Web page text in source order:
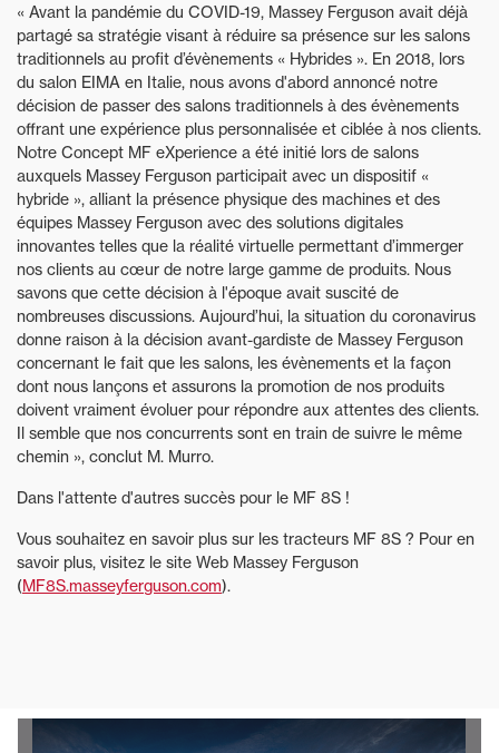
« Avant la pandémie du COVID-19, Massey Ferguson avait déjà
partagé sa stratégie visant à réduire sa présence sur les salons
traditionnels au profit d’évènements « Hybrides ». En 2018, lors
du salon EIMA en Italie, nous avons d'abord annoncé notre
décision de passer des salons traditionnels à des évènements
offrant une expérience plus personnalisée et ciblée à nos clients.
Notre Concept MF eXperience a été initié lors de salons
auxquels Massey Ferguson participait avec un dispositif «
hybride », alliant la présence physique des machines et des
équipes Massey Ferguson avec des solutions digitales
innovantes telles que la réalité virtuelle permettant d’immerger
nos clients au cœur de notre large gamme de produits. Nous
savons que cette décision à l'époque avait suscité de
nombreuses discussions. Aujourd’hui, la situation du coronavirus
donne raison à la décision avant-gardiste de Massey Ferguson
concernant le fait que les salons, les évènements et la façon
dont nous lançons et assurons la promotion de nos produits
doivent vraiment évoluer pour répondre aux attentes des clients.
Il semble que nos concurrents sont en train de suivre le même
chemin », conclut M. Murro.
Dans l'attente d'autres succès pour le MF 8S !
Vous souhaitez en savoir plus sur les tracteurs MF 8S ? Pour en
savoir plus, visitez le site Web Massey Ferguson
(MF8S.masseyferguson.com).